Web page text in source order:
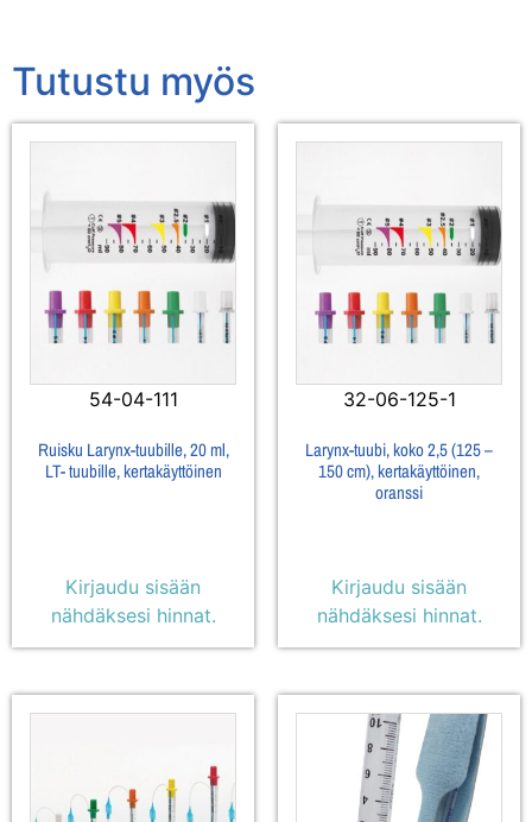
Tutustu myös
54-04-111
Ruisku Larynx-tuubille, 20 ml,
LT- tuubille, kertakäyttöinen
Kirjaudu sisään
nähdäksesi hinnat.
32-06-125-1
Larynx-tuubi, koko 2,5 (125 –
150 cm), kertakäyttöinen,
oranssi
Kirjaudu sisään
nähdäksesi hinnat.